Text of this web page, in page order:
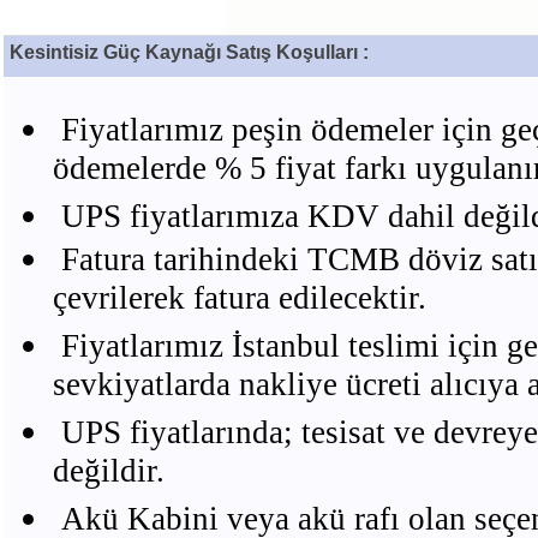
Kesintisiz Güç Kaynağı Satış Koşulları :
Fiyatlarımız peşin ödemeler için
ödemelerde % 5 fiyat farkı
UPS fiyatlarımıza KDV dahil
Fatura tarihindeki TCMB döviz
çevrilerek fatura edilecektir.
Fiyatlarımız İstanbul teslimi için
sevkiyatlarda nakliye ücreti alıcıya
UPS fiyatlarında; tesisat ve
değildir.
Akü Kabini veya akü rafı olan